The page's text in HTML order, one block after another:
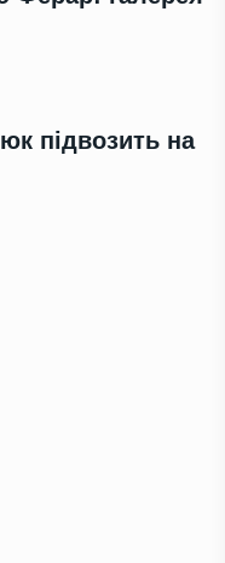
підвозить на